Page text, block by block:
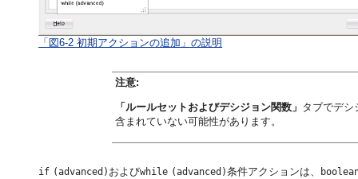
「図6-2 初期アクションの追加」の説明
注意:
「ルールセットおよびデシジョン関数」 タブでデシ
含まれていない可能性があります。
if (advanced) およびwhile (advanced)条件アクションは、